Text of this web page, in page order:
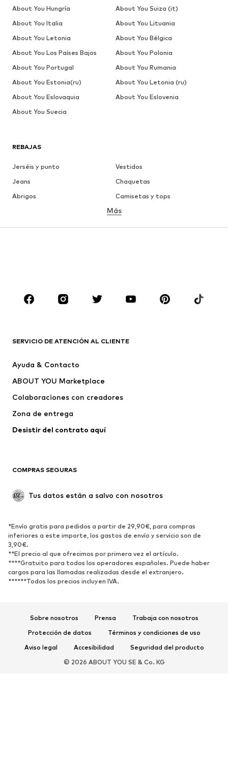
REBAJAS
Jerséis y punto
Vestidos
Jeans
Chaquetas
Abrigos
Camisetas y tops
Ropa interior
Faldas
Blusas y camisas
Zapatos
Deporte
Vestidos
Camisetas y tops
Chaquetas
Jerséis y punto
Ropa interior
Abrigos
Tallas grandes
Reciclado
ZAPATOS
Nuevo
Zapatillas de deporte
Botines
Zapatos de tacón y plataforma Botas
Zapatillas de casa
Exclusivo
Más
SERVICIO DE ATENCIÓN AL CLIENTE
Ayuda & Contacto
ABOUT YOU Marketplace
Colaboraciones con creadores
Zona de entrega
Desistir del contrato aquí
COMPRAS SEGURAS
Tus datos están a salvo con nosotros
*Envío gratis para pedidos a partir de 29,90€, para compras
inferiores a este importe, los gastos de envío y servicio son de
3,90€.
**El precio al que ofrecimos por primera vez el artículo.
****Gratuito para todos los operadores españoles. Puede haber
cargos para las llamadas realizadas desde el extranjero.
******Todos los precios incluyen IVA.
Sobre nosotros Prensa
Trabaja con nosotros
Protección de datos
Términos y condiciones de uso
Aviso legal
Accesibilidad
Seguridad del producto
© 2026 ABOUT YOU SE & Co. KG
About You Hungría
About You Suiza (it)
About You Italia
About You Lituania
About You Letonia
About You Bélgica
About You Los Países Bajos
About You Polonia
About You Portugal
About You Rumania
About You Estonia(ru)
About You Letonia (ru)
About You Eslovaquia
About You Eslovenia
About You Suecia